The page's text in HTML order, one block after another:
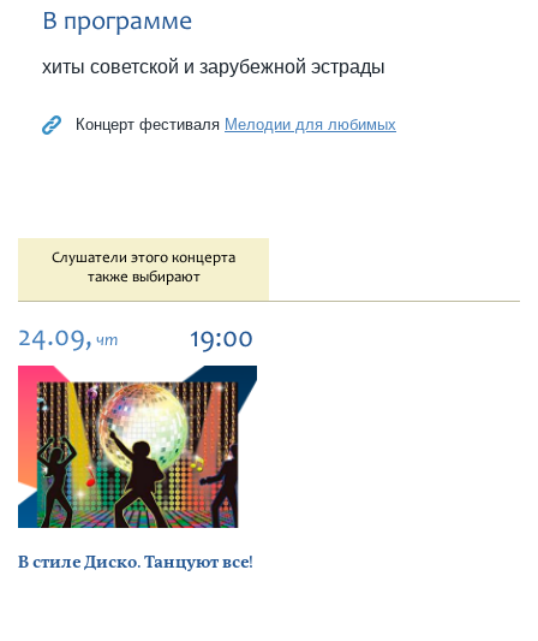
В программе
хиты советской и зарубежной эстрады
Концерт фестиваля Мелодии для любимых
Слушатели этого концерта
также выбирают
24.09, чт 19:00
В стиле Диско. Танцуют все!